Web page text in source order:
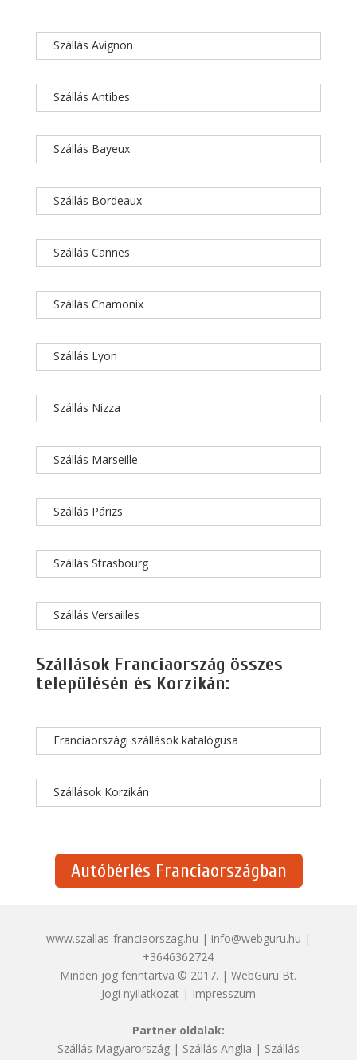
Szállás Avignon
Szállás Antibes
Szállás Bayeux
Szállás Bordeaux
Szállás Cannes
Szállás Chamonix
Szállás Lyon
Szállás Nizza
Szállás Marseille
Szállás Párizs
Szállás Strasbourg
Szállás Versailles
Szállások Franciaország összes
településén és Korzikán:
Franciaországi szállások katalógusa
Szállások Korzikán
Autóbérlés Franciaországban
www.szallas-franciaorszag.hu | info@webguru.hu |
+3646362724
Minden jog fenntartva © 2017. | WebGuru Bt.
Jogi nyilatkozat| Impresszum
Partner oldalak:
Szállás Magyarország| Szállás Anglia | Szállás